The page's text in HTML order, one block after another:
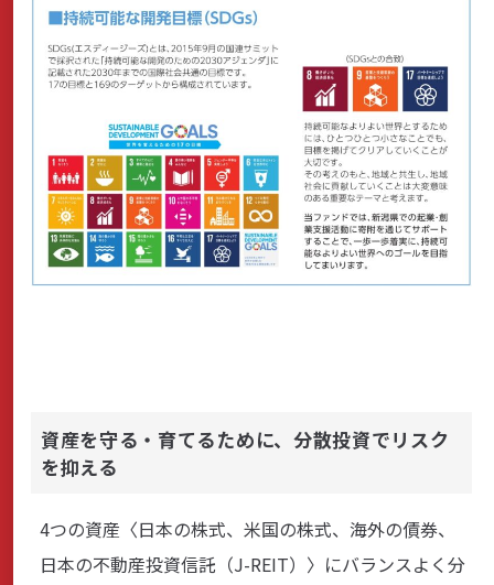
資産を守る・育てるために、分散投資でリスク
を抑える
4つの資産〈日本の株式、米国の株式、海外の債券、
日本の不動産投資信託（J-REIT）〉にバランスよく分